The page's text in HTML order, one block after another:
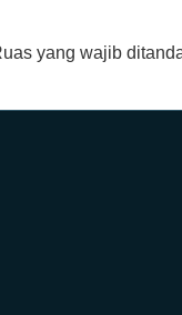
yang wajib